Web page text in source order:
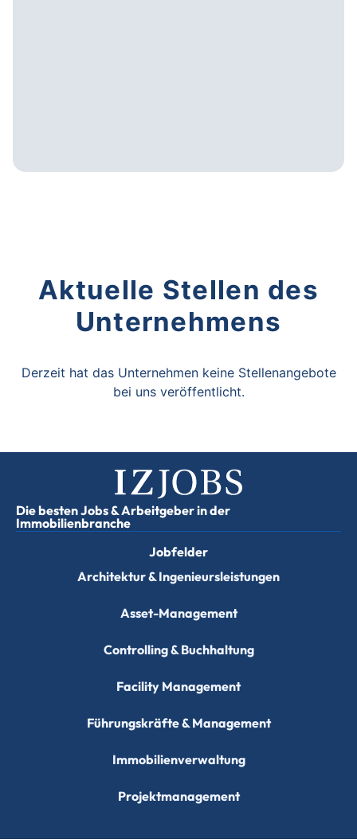
Aktuelle Stellen des
Unternehmens
Derzeit hat das Unternehmen keine Stellenangebote
bei uns veröffentlicht.
Die besten Jobs & Arbeitgeber in der
Immobilienbranche
Jobfelder
Architektur & Ingenieursleistungen
Asset-Management
Controlling & Buchhaltung
Facility Management
Führungskräfte & Management
Immobilienverwaltung
Projektmanagement